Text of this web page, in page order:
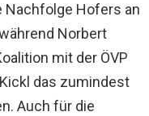
Nachfolge Hofers an
Norbert
mit der ÖVP
das zumindest
Auch für die